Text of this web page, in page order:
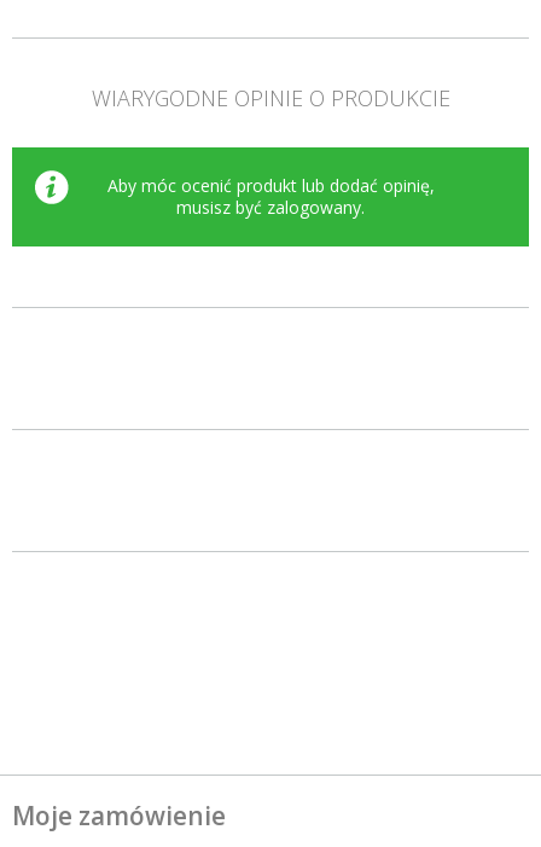
WIARYGODNE OPINIE O PRODUKCIE
Aby móc ocenić produkt lub dodać opinię,
musisz być zalogowany.
Moje zamówienie